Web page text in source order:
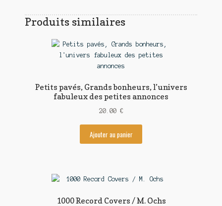
Produits similaires
Petits pavés, Grands bonheurs, l’univers
fabuleux des petites annonces
20.00 €
Ajouter au panier
1000 Record Covers / M. Ochs